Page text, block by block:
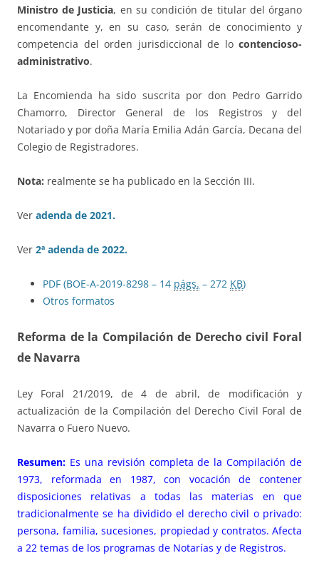
Ministro de Justicia, en su condición de titular del órgano
encomendante y, en su caso, serán de conocimiento y
competencia del orden jurisdiccional de lo contencioso-
administrativo.
La Encomienda ha sido suscrita por don Pedro Garrido
Chamorro, Director General de los Registros y del
Notariado y por doña María Emilia Adán García, Decana del
Colegio de Registradores.
Nota: realmente se ha publicado en la Sección III.
Ver adenda de 2021.
Ver 2ª adenda de 2022.
PDF (BOE-A-2019-8298 – 14 págs. – 272 KB)
Otros formatos
Reforma de la Compilación de Derecho civil Foral
de Navarra
Ley Foral 21/2019, de 4 de abril, de modificación y
actualización de la Compilación del Derecho Civil Foral de
Navarra o Fuero Nuevo.
Resumen: Es una revisión completa de la Compilación de
1973, reformada en 1987, con vocación de contener
disposiciones relativas a todas las materias en que
tradicionalmente se ha dividido el derecho civil o privado:
persona, familia, sucesiones, propiedad y contratos. Afecta
a 22 temas de los programas de Notarías y de Registros.